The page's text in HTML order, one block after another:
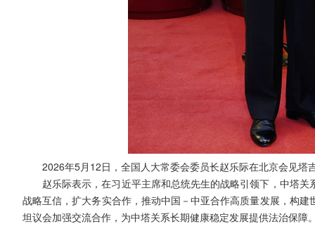
2026年5月12日，全国人大常委会委员长赵乐际在北京会见塔
赵乐际表示，在习近平主席和总统先生的战略引领下，中塔
战略互信，扩大务实合作，推动中国－中亚合作高质量发展，构
坦议会加强交流合作，为中塔关系长期健康稳定发展提供法治保障